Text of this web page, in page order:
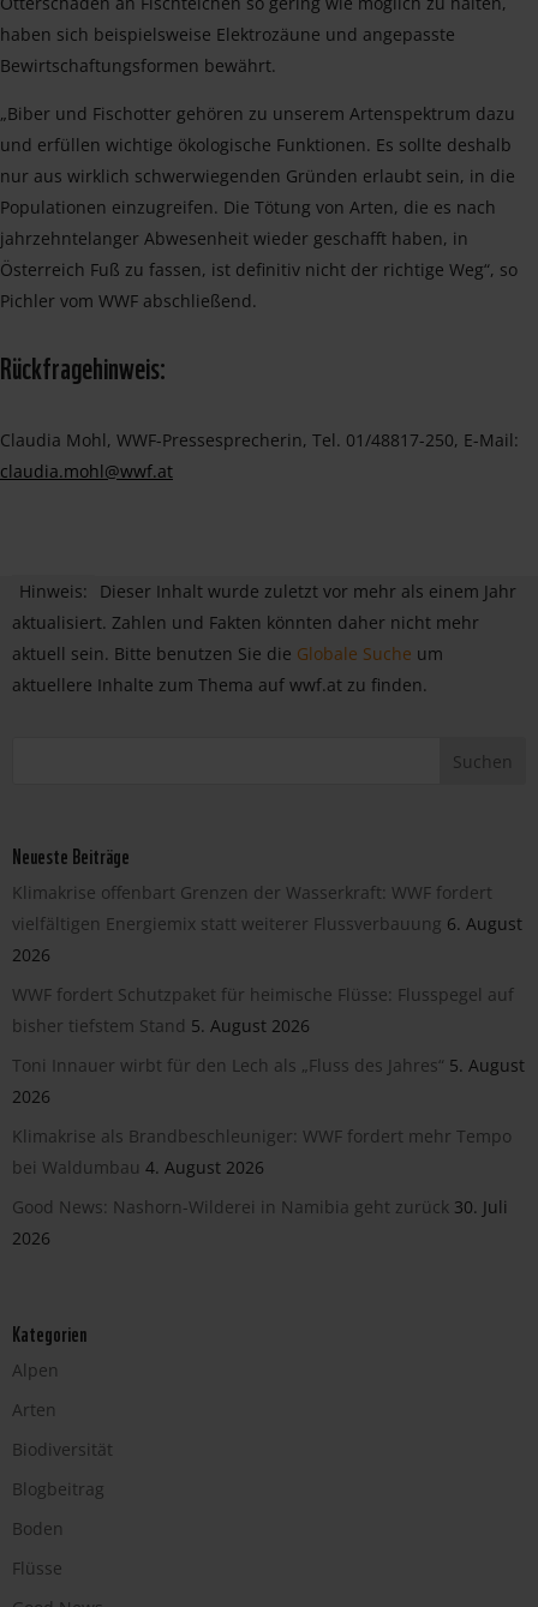
haben sich beispielsweise Elektrozäune und angepasste
Bewirtschaftungsformen bewährt.
„Biber und Fischotter gehören zu unserem Artenspektrum dazu
und erfüllen wichtige ökologische Funktionen. Es sollte deshalb
nur aus wirklich schwerwiegenden Gründen erlaubt sein, in die
Populationen einzugreifen. Die Tötung von Arten, die es nach
jahrzehntelanger Abwesenheit wieder geschafft haben, in
Österreich Fuß zu fassen, ist definitiv nicht der richtige Weg“, so
Pichler vom WWF abschließend.
Rückfragehinweis:
Claudia Mohl, WWF-Pressesprecherin, Tel. 01/48817-250, E-Mail:
claudia.mohl@wwf.at
Hinweis:
Dieser Inhalt wurde zuletzt vor mehr als einem Jahr
aktualisiert. Zahlen und Fakten könnten daher nicht mehr
aktuell sein. Bitte benutzen Sie die Globale Suche um
aktuellere Inhalte zum Thema auf wwf.at zu finden.
Neueste Beiträge
Klimakrise offenbart Grenzen der Wasserkraft: WWF fordert
vielfältigen Energiemix statt weiterer Flussverbauung 6. August
2026
WWF fordert Schutzpaket für heimische Flüsse: Flusspegel auf
bisher tiefstem Stand 5. August 2026
Toni Innauer wirbt für den Lech als „Fluss des Jahres“ 5. August
2026
Klimakrise als Brandbeschleuniger: WWF fordert mehr Tempo
bei Waldumbau 4. August 2026
Good News: Nashorn-Wilderei in Namibia geht zurück 30. Juli
2026
Kategorien
Alpen
Arten
Biodiversität
Blogbeitrag
Boden
Flüsse